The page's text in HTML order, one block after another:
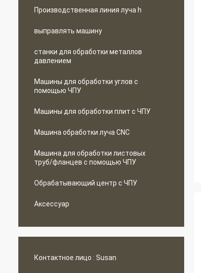
Производственная линия луча h
выправлять машину
станки для обработки металлов
давлением
Машины для обработки углов с
помощью ЧПУ
Машины для обработки плит с ЧПУ
Машина обработки луча CNC
Машина для обработки листовых
труб/фланцев с помощью ЧПУ
Обрабатывающий центр с ЧПУ
Аксессуар
Контактное лицо : Susan